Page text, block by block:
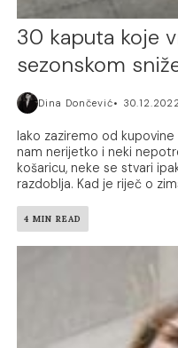
30 kaputa koje
sezonskom
Dina Dončević 30.12.2022.
Iako zaziremo od
nam nerijetko i neki
košaricu, neke se stvari
razdoblja. Kad je riječ o
4 MIN READ